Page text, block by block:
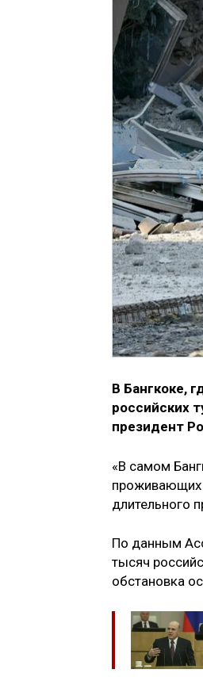
В Бангкоке,
российских
президент
«В самом
проживающих
длительного
По данным
тысяч
обстановка